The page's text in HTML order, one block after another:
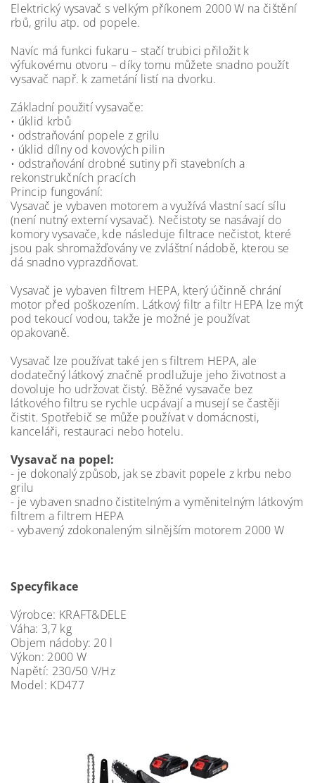
Elektrický vysavač s velkým příkonem 2000 W na čištění
rbů, grilu atp. od popele.
Navíc má funkci fukaru – stačí trubici přiložit k
výfukovému otvoru – díky tomu můžete snadno použít
vysavač např. k zametání listí na dvorku.
Základní použití vysavače:
• úklid krbů
• odstraňování popele z grilu
• úklid dílny od kovových pilin
• odstraňování drobné sutiny při stavebních a
rekonstrukčních pracích
Princip fungování:
Vysavač je vybaven motorem a využívá vlastní sací sílu
(není nutný externí vysavač). Nečistoty se nasávají do
komory vysavače, kde následuje filtrace nečistot, které
jsou pak shromažďovány ve zvláštní nádobě, kterou se
dá snadno vyprazdňovat.
Vysavač je vybaven filtrem HEPA, který účinně chrání
motor před poškozením. Látkový filtr a filtr HEPA lze mýt
pod tekoucí vodou, takže je možné je používat
opakovaně.
Vysavač lze používat také jen s filtrem HEPA, ale
dodatečný látkový značně prodlužuje jeho životnost a
dovoluje ho udržovat čistý. Běžné vysavače bez
látkového filtru se rychle ucpávají a musejí se častěji
čistit. Spotřebič se může používat v domácnosti,
kanceláři, restauraci nebo hotelu.
Vysavač na popel:
- je dokonalý způsob, jak se zbavit popele z krbu nebo
grilu
- je vybaven snadno čistitelným a vyměnitelným látkovým
filtrem a filtrem HEPA
- vybavený zdokonaleným silnějším motorem 2000 W
Specyfikace
Výrobce: KRAFT&DELE
Váha: 3,7 kg
Objem nádoby: 20 l
Výkon: 2000 W
Napětí: 230/50 V/Hz
Model: KD477